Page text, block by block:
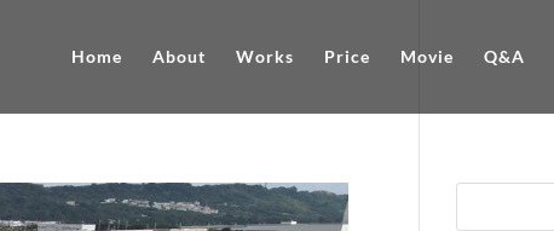
Home About Works Price Movie Q&A